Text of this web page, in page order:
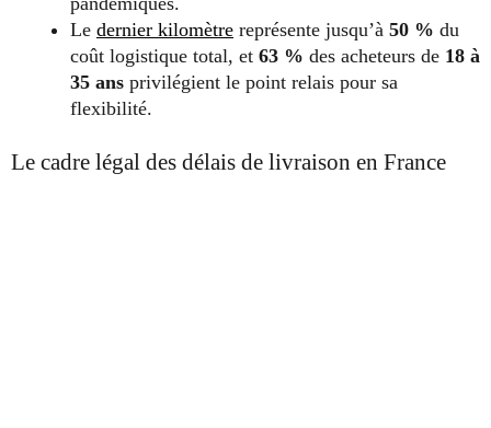
Le dernier kilomètre représente jusqu’à 50 % du
coût logistique total, et 63 % des acheteurs de 18 à
35 ans privilégient le point relais pour sa
flexibilité.
Le cadre légal des délais de livraison en France